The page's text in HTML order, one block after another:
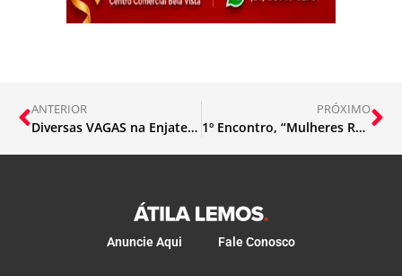
ANTERIOR
Diversas VAGAS na Enjatec para João Monlevade; 13/03
PRÓXIMO
1º Encontro, “Mulheres Rurais de Itabira”
Anuncie Aqui Fale Conosco